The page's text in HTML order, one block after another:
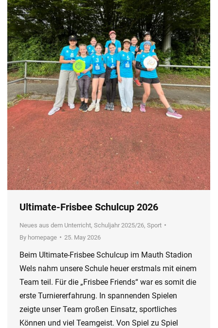
Ultimate-Frisbee Schulcup 2026
Neues aus dem Unterricht, Schuljahr 2025/26, Sport
By homepage 25. May 2026
Beim Ultimate-Frisbee Schulcup im Mauth Stadion
Wels nahm unsere Schule heuer erstmals mit einem
Team teil. Für die „Frisbee Friends“ war es somit die
erste Turniererfahrung. In spannenden Spielen
zeigte unser Team großen Einsatz, sportliches
Können und viel Teamgeist. Von Spiel zu Spiel